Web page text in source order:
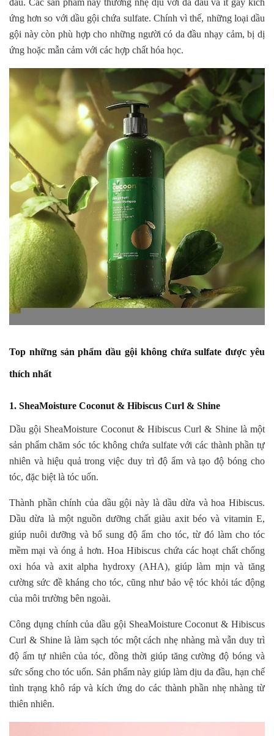
ứng hơn so với dầu gội chứa sulfate. Chính vì thế, những loại dầu
gội này còn phù hợp cho những người có da đầu nhạy cảm, bị dị
ứng hoặc mẫn cảm với các hợp chất hóa học.
Top những sản phẩm dầu gội không chứa sulfate được yêu
thích nhất
1. SheaMoisture Coconut & Hibiscus Curl & Shine
Dầu gội SheaMoisture Coconut & Hibiscus Curl & Shine là một
sản phẩm chăm sóc tóc không chứa sulfate với các thành phần tự
nhiên và hiệu quả trong việc duy trì độ ẩm và tạo độ bóng cho
tóc, đặc biệt là tóc uốn.
Thành phần chính của dầu gội này là dầu dừa và hoa Hibiscus.
Dầu dừa là một nguồn dưỡng chất giàu axit béo và vitamin E,
giúp nuôi dưỡng và bổ sung độ ẩm cho tóc, từ đó làm cho tóc
mềm mại và óng ả hơn. Hoa Hibiscus chứa các hoạt chất chống
oxi hóa và axit alpha hydroxy (AHA), giúp làm mịn và tăng
cường sức đề kháng cho tóc, cũng như bảo vệ tóc khỏi tác động
của môi trường bên ngoài.
Công dụng chính của dầu gội SheaMoisture Coconut & Hibiscus
Curl & Shine là làm sạch tóc một cách nhẹ nhàng mà vẫn duy trì
độ ẩm tự nhiên của tóc, đồng thời giúp tăng cường độ bóng và
sức sống cho tóc uốn. Sản phẩm này giúp làm dịu da đầu, hạn chế
tình trạng khô ráp và kích ứng do các thành phần nhẹ nhàng từ
thiên nhiên.